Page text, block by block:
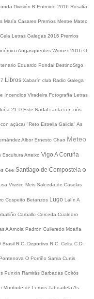
División B Entroido 2016 Rosalía
María Casares Premios Mestre Mateo
Letras Galegas 2016 Premios
Augasquentes Womex 2016 O
Eduardo Pondal DestinoStgo
Libros Xabarín club Radio Galega
Incendios Viradeira Fotografía Letras
21-D Este Nadal canta con nós
açúcar "Reto Estrella Galicia" As
Albor Ernesto Chao Meteo
Escultura Arteixo Vigo A Coruña
Cee Santiago de Compostela O
Viveiro Meis Salceda de Caselas
Cospeito Betanzos Lugo Lalín A
Carballo Cerceda Cualedro
A Arnoia Padrón Culleredo Moaña
Brasil R.C. Deportivo R.C. Celta C.D.
O Porriño Sarria Curtis
Punxín Ramirás Barbadás Coirós
Monforte de Lemos Taboadela As